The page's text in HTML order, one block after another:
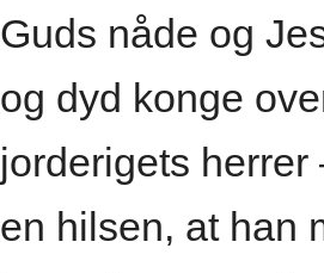
Guds nåde og
og dyd konge
jorderigets
en hilsen, at han